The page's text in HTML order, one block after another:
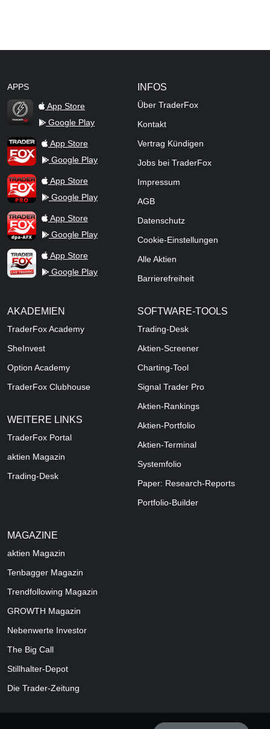
APPS
TraderFox Flash
App Store
Google Play
TraderFox AppApp Store
Google Play
TraderFox ProApp Store
Google Play
TraderFox dpa-AFX ProFeed
App Store
Google Play
TraderFox Live Trading
App Store
Google Play
INFOS
Über TraderFox
Kontakt
Vertrag Kündigen
Jobs bei TraderFox
Impressum
AGB
Datenschutz
Cookie-Einstellungen
Alle Aktien
Barrierefreiheit
AKADEMIEN
TraderFox Academy
SheInvest
Option Academy
TraderFox Clubhouse
WEITERE LINKS
TraderFox Portal
aktien Magazin
Trading-Desk
SOFTWARE-TOOLS
Trading-Desk
Aktien-Screener
Charting-Tool
Signal Trader Pro
Aktien-Rankings
Aktien-Portfolio
Aktien-Terminal
Systemfolio
Paper: Research-Reports
Portfolio-Builder
MAGAZINE
aktien Magazin
Tenbagger Magazin
Trendfollowing Magazin
GROWTH Magazin
Nebenwerte Investor
The Big Call
Stillhalter-Depot
Die Trader-Zeitung